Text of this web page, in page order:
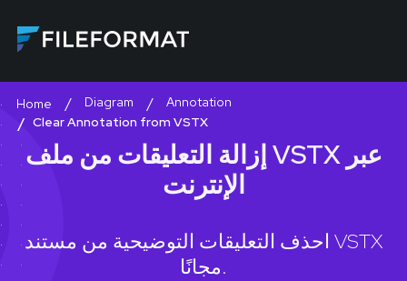
Home Diagram
Annotation
Clear Annotation from VSTX
إزالة التعليقات من ملف VSTX عبر
الإنترنت
احذف التعليقات التوضيحية من مستند VSTX
مجانًا.